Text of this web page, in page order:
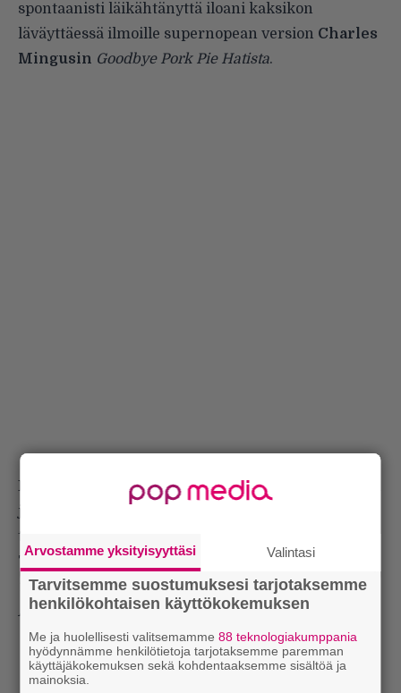
spontaanisti läikähtänyttä iloani kaksikon
läväyttäessä ilmoille supernopean version Charles
Mingusin Goodbye Pork Pie Hatista.
Kyseessähän on herkkä balladi, mutta Jason Moran
ja Christian McBride osoittivat minulle, että ei siitä
tarvinnut välittää. Näin he sen tällä kertaa soittivat.
Täydellisen upeasti.
Teksti: Matti Nives
Artikkeli on julkiaistu Soundissa 10/21.
Arvostamme yksityisyyttäsi Valintasi
Tarvitsemme suostumuksesi tarjotaksemme
henkilökohtaisen käyttökokemuksen
Me ja huolellisesti valitsemamme88 teknologiakumppania
hyödynnämme henkilötietoja tarjotaksemme paremman
käyttäjäkokemuksen sekä kohdentaaksemme sisältöä ja
mainoksia.